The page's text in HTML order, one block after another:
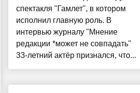
спектакля "Гамлет", в котором
исполнил главную роль. В
интервью журналу "Мнение
редакции *может не совпадать"
33-летний актёр признался, что...